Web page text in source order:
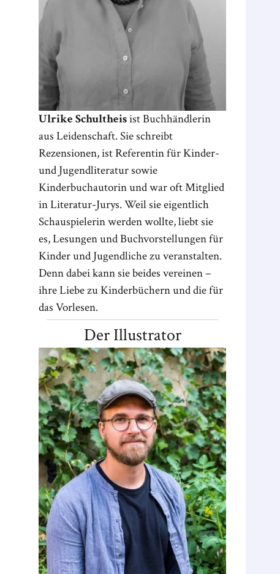
Ulrike Schultheisist Buchhändlerin
aus Leidenschaft. Sie schreibt
Rezensionen, ist Referentin für Kinder-
und Jugendliteratur sowie
Kinderbuchautorin und war oft Mitglied
in Literatur-Jurys. Weil sie eigentlich
Schauspielerin werden wollte, liebt sie
es, Lesungen und Buchvorstellungen für
Kinder und Jugendliche zu veranstalten.
Denn dabei kann sie beides vereinen –
ihre Liebe zu Kinderbüchern und die für
das Vorlesen.
Der Illustrator